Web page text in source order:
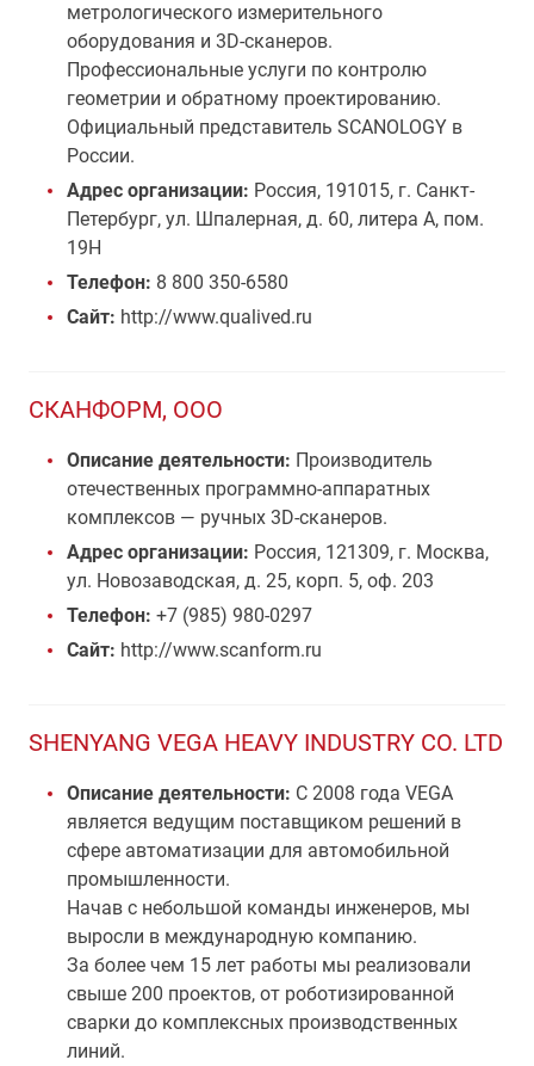
метрологического измерительного
оборудования и 3D-сканеров.
Профессиональные услуги по контролю
геометрии и обратному проектированию.
Официальный представитель SCANOLOGY в
России.
Адрес организации: Россия, 191015, г. Санкт-
Петербург, ул. Шпалерная, д. 60, литера А, пом.
19Н
Телефон: 8 800 350-6580
Сайт: http://www.qualived.ru
СКАНФОРМ, ООО
Описание деятельности: Производитель
отечественных программно-аппаратных
комплексов — ручных 3D-сканеров.
Адрес организации: Россия, 121309, г. Москва,
ул. Новозаводская, д. 25, корп. 5, оф. 203
Телефон: +7 (985) 980-0297
Сайт: http://www.scanform.ru
SHENYANG VEGA HEAVY INDUSTRY CO. LTD
Описание деятельности: С 2008 года VEGA
является ведущим поставщиком решений в
сфере автоматизации для автомобильной
промышленности.
Начав с небольшой команды инженеров, мы
выросли в международную компанию.
За более чем 15 лет работы мы реализовали
свыше 200 проектов, от роботизированной
сварки до комплексных производственных
линий.